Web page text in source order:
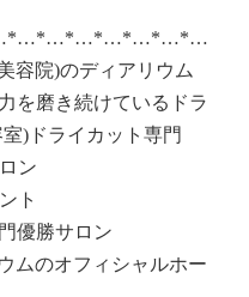
容院)のディアリウム
を磨き続けているドラ
)ドライカット専門
ン
ト
優勝サロン
ムのオフィシャルホー